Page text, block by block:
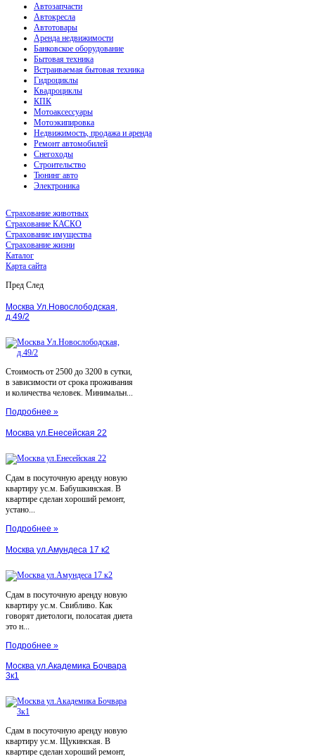
Автозапчасти
Автокресла
Автотовары
Аренда недвижимости
Банковское оборудование
Бытовая техника
Встраиваемая бытовая техника
Гидроциклы
Квадроциклы
КПК
Мотоаксессуары
Мотоэкипировка
Недвижимость, продажа и аренда
Ремонт автомобилей
Снегоходы
Строительство
Тюнинг авто
Электроника
Страхование животных
Страхование КАСКО
Страхование имущества
Страхование жизни
Каталог
Карта сайта
Пред След
Москва Ул.Новослободская,
д.49/2
Стоимость от 2500 до 3200 в сутки,
в зависимости от срока проживания
и количества человек. Минимальн...
Подробнее »
Москва ул.Енесейская 22
Сдам в посуточную аренду новую
квартиру ус.м. Бабушкинская. В
квартире сделан хороший ремонт,
устано...
Подробнее »
Москва ул.Амундеса 17 к2
Сдам в посуточную аренду новую
квартиру ус.м. Свибливо. Как
говорят диетологи, полосатая диета
это н...
Подробнее »
Москва ул.Академика Бочвара
3к1
Сдам в посуточную аренду новую
квартиру ус.м. Щукинская. В
квартире сделан хороший ремонт,